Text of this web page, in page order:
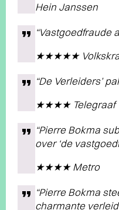
Hein Janssen
“Vastgoedfraude
★★★★★
“De Verleiders’
★★★★ Telegraaf
“Pierre Bokma
over ‘de
★★★★ Metro
“Pierre Bokma
charmante